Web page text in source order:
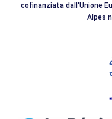
cofinanziata dall'Unione
Alpes